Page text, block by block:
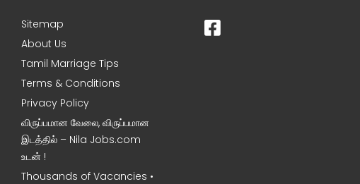
Sitemap
About Us
Tamil Marriage Tips
Terms & Conditions
Privacy Policy
விருப்பமான வேலை, விருப்பமான
இடத்தில் – Nila Jobs.com
உடன் !
Thousands of Vacancies •